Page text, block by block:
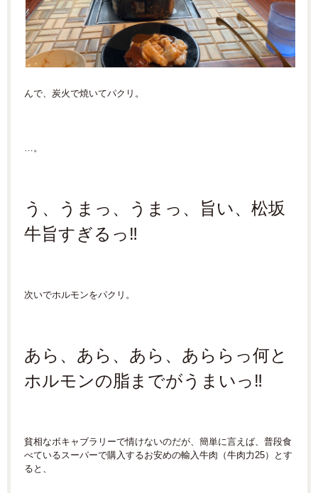
んで、炭火で焼いてパクリ。
…。
う、うまっ、うまっ、旨い、松坂
牛旨すぎるっ‼
次いでホルモンをパクリ。
あら、あら、あら、あららっ何と
ホルモンの脂までがうまいっ‼
貧相なボキャブラリーで情けないのだが、簡単に言えば、普段食
べているスーパーで購入するお安めの輸入牛肉（牛肉力25）とす
ると、